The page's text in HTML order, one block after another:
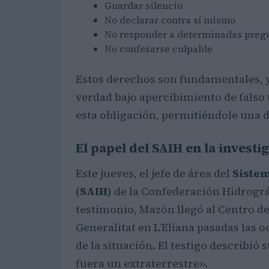
Guardar silencio
No declarar contra sí mismo
No responder a determinadas
No confesarse culpable
Estos derechos son
verdad bajo apercibimiento de
esta obligación, permitiéndole una
El papel del SAIH en la
Este jueves, el jefe de área del
(SAIH) de la Confederación
testimonio, Mazón llegó al Centro
Generalitat en L’Eliana pasadas
de la situación. El testigo describió
fuera un extraterrestre».